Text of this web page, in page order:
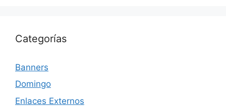
Categorías
Banners
Domingo
Enlaces Externos